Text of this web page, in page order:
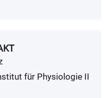
für Physiologie II